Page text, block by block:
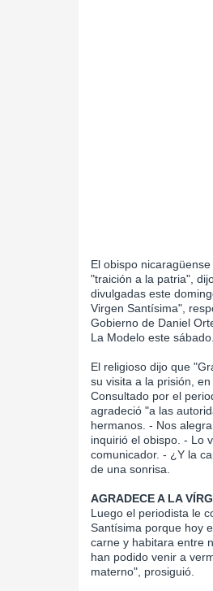
El obispo
"traición a la patria",
divulgadas este
Virgen Santísima",
Gobierno de Daniel
La Modelo este sábado.
El religioso dijo que
su visita a la prisión,
Consultado por el
agradeció "a las
hermanos. - Nos
inquirió el obispo. - Lo
comunicador. - ¿Y la
de una sonrisa.
AGRADECE A LA
Luego el periodista le
Santísima porque hoy
carne y habitara entre
han podido venir a
materno", prosiguió.